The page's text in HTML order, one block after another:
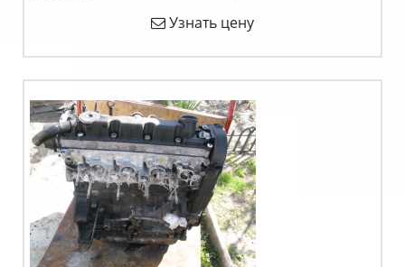
Узнать цену